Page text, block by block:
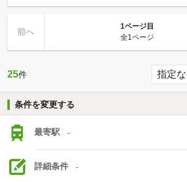
前へ
1ページ目
全1ページ
25件
条件を変更する
最寄駅 -
詳細条件 -